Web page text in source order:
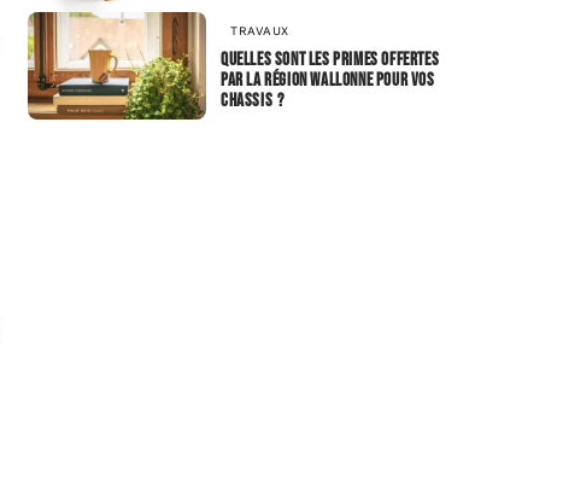
TRAVAUX
Quelles sont les primes offertes
par la région Wallonne pour vos
chassis ?